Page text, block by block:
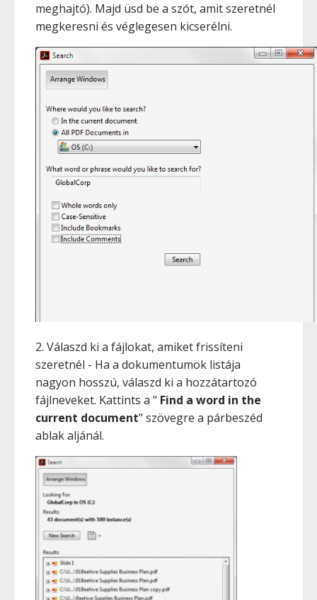
meghajtó). Majd üsd be a szót, amit szeretnél
megkeresni és véglegesen kicserélni.
2. Válaszd ki a fájlokat, amiket frissíteni
szeretnél - Ha a dokumentumok listája
nagyon hosszú, válaszd ki a hozzátartozó
fájlneveket. Kattints a " Find a word in the
current document" szövegre a párbeszéd
ablak aljánál.